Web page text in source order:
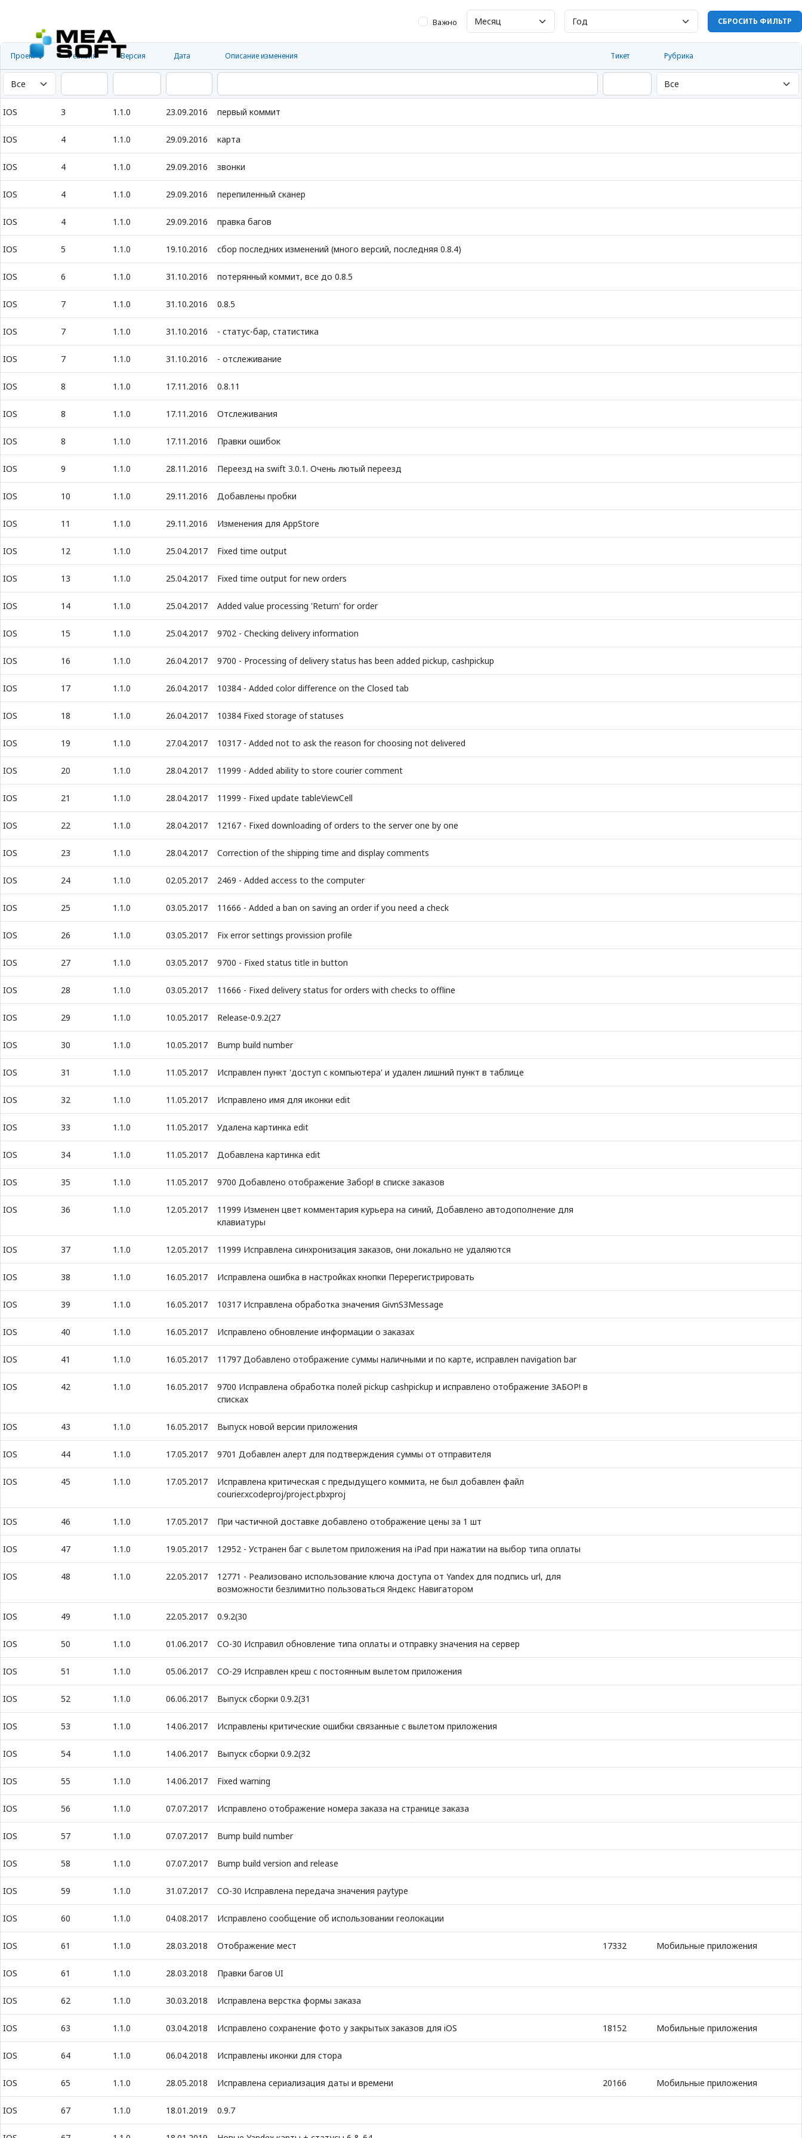
Важно СБРОСИТЬ ФИЛЬТР
Проект Ревизия Версия Дата Описание изменения Тикет Рубрика
IOS 3 1.1.0 23.09.2016 первый коммит
IOS 4 1.1.0 29.09.2016 карта
IOS 4 1.1.0 29.09.2016 звонки
IOS 4 1.1.0 29.09.2016 перепиленный сканер
IOS 4 1.1.0 29.09.2016 правка багов
IOS 5 1.1.0 19.10.2016 сбор последних изменений (много версий, последняя 0.8.4)
IOS 6 1.1.0 31.10.2016 потерянный коммит, все до 0.8.5
IOS 7 1.1.0 31.10.2016 0.8.5
IOS 7 1.1.0 31.10.2016 - статус-бар, статистика
IOS 7 1.1.0 31.10.2016 - отслеживание
IOS 8 1.1.0 17.11.2016 0.8.11
IOS 8 1.1.0 17.11.2016 Отслеживания
IOS 8 1.1.0 17.11.2016 Правки ошибок
IOS 9 1.1.0 28.11.2016 Переезд на swift 3.0.1. Очень лютый переезд
IOS 10 1.1.0 29.11.2016 Добавлены пробки
IOS 11 1.1.0 29.11.2016 Изменения для AppStore
IOS 12 1.1.0 25.04.2017 Fixed time output
IOS 13 1.1.0 25.04.2017 Fixed time output for new orders
IOS 14 1.1.0 25.04.2017 Added value processing 'Return' for order
IOS 15 1.1.0 25.04.2017 9702 - Checking delivery information
IOS 16 1.1.0 26.04.2017 9700 - Processing of delivery status has been added pickup, cashpickup
IOS 17 1.1.0 26.04.2017 10384 - Added color difference on the Closed tab
IOS 18 1.1.0 26.04.2017 10384 Fixed storage of statuses
IOS 19 1.1.0 27.04.2017 10317 - Added not to ask the reason for choosing not delivered
IOS 20 1.1.0 28.04.2017 11999 - Added ability to store courier comment
IOS 21 1.1.0 28.04.2017 11999 - Fixed update tableViewCell
IOS 22 1.1.0 28.04.2017 12167 - Fixed downloading of orders to the server one by one
IOS 23 1.1.0 28.04.2017 Correction of the shipping time and display comments
IOS 24 1.1.0 02.05.2017 2469 - Added access to the computer
IOS 25 1.1.0 03.05.2017 11666 - Added a ban on saving an order if you need a check
IOS 26 1.1.0 03.05.2017 Fix error settings provission profile
IOS 27 1.1.0 03.05.2017 9700 - Fixed status title in button
IOS 28 1.1.0 03.05.2017 11666 - Fixed delivery status for orders with checks to offline
IOS 29 1.1.0 10.05.2017 Release-0.9.2(27
IOS 30 1.1.0 10.05.2017 Bump build number
IOS 31 1.1.0 11.05.2017 Исправлен пункт 'доступ с компьютера' и удален лишний пункт в таблице
IOS 32 1.1.0 11.05.2017 Исправлено имя для иконки edit
IOS 33 1.1.0 11.05.2017 Удалена картинка edit
IOS 34 1.1.0 11.05.2017 Добавлена картинка edit
IOS 35 1.1.0 11.05.2017 9700 Добавлено отображение Забор! в списке заказов
IOS 36 1.1.0 12.05.2017
11999 Изменен цвет комментария курьера на синий, Добавлено автодополнение для
клавиатуры
IOS 37 1.1.0 12.05.2017 11999 Исправлена синхронизация заказов, они локально не удаляются
IOS 38 1.1.0 16.05.2017 Исправлена ошибка в настройках кнопки Перерегистрировать
IOS 39 1.1.0 16.05.2017 10317 Исправлена обработка значения GivnS3Message
IOS 40 1.1.0 16.05.2017 Исправлено обновление информации о заказах
IOS 41 1.1.0 16.05.2017 11797 Добавлено отображение суммы наличными и по карте, исправлен navigation bar
IOS 42 1.1.0 16.05.2017
9700 Исправлена обработка полей pickup cashpickup и исправлено отображение ЗАБОР! в
списках
IOS 43 1.1.0 16.05.2017 Выпуск новой версии приложения
IOS 44 1.1.0 17.05.2017 9701 Добавлен алерт для подтверждения суммы от отправителя
IOS 45 1.1.0 17.05.2017
Исправлена критическая с предыдущего коммита, не был добавлен файл
courier.xcodeproj/project.pbxproj
IOS 46 1.1.0 17.05.2017 При частичной доставке добавлено отображение цены за 1 шт
IOS 47 1.1.0 19.05.2017 12952 - Устранен баг с вылетом приложения на iPad при нажатии на выбор типа оплаты
IOS 48 1.1.0 22.05.2017
12771 - Реализовано использование ключа доступа от Yandex для подпись url, для
возможности безлимитно пользоваться Яндекс Навигатором
IOS 49 1.1.0 22.05.2017 0.9.2(30
IOS 50 1.1.0 01.06.2017 CO-30 Исправил обновление типа оплаты и отправку значения на сервер
IOS 51 1.1.0 05.06.2017 CO-29 Исправлен креш с постоянным вылетом приложения
IOS 52 1.1.0 06.06.2017 Выпуск сборки 0.9.2(31
IOS 53 1.1.0 14.06.2017 Исправлены критические ошибки связанные с вылетом приложения
IOS 54 1.1.0 14.06.2017 Выпуск сборки 0.9.2(32
IOS 55 1.1.0 14.06.2017 Fixed warning
IOS 56 1.1.0 07.07.2017 Исправлено отображение номера заказа на странице заказа
IOS 57 1.1.0 07.07.2017 Bump build number
IOS 58 1.1.0 07.07.2017 Bump build version and release
IOS 59 1.1.0 31.07.2017 CO-30 Исправлена передача значения paytype
IOS 60 1.1.0 04.08.2017 Исправлено сообщение об использовании геолокации
IOS 61 1.1.0 28.03.2018 Отображение мест 17332 Мобильные приложения
IOS 61 1.1.0 28.03.2018 Правки багов UI
IOS 62 1.1.0 30.03.2018 Исправлена верстка формы заказа
IOS 63 1.1.0 03.04.2018 Исправлено сохранение фото у закрытых заказов для iOS 18152 Мобильные приложения
IOS 64 1.1.0 06.04.2018 Исправлены иконки для стора
IOS 65 1.1.0 28.05.2018 Исправлена сериализация даты и времени 20166 Мобильные приложения
IOS 67 1.1.0 18.01.2019 0.9.7